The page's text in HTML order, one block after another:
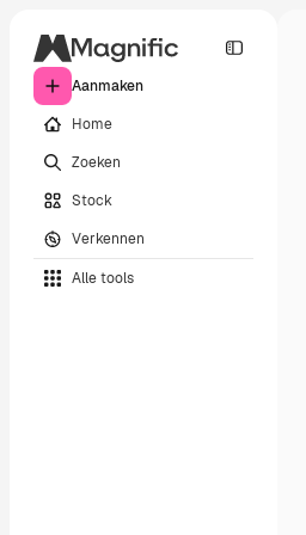
Aanmaken
Home
Zoeken
Stock
Verkennen
Alle tools